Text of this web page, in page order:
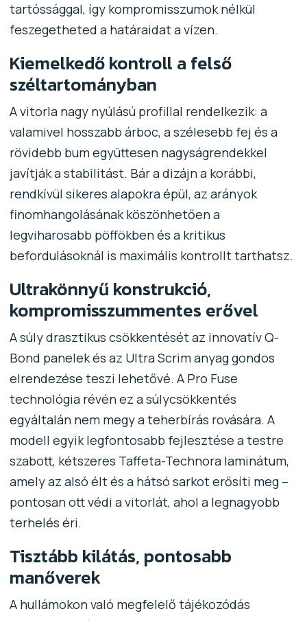
tartóssággal, így kompromisszumok nélkül
feszegetheted a határaidat a vízen.
Kiemelkedő kontroll a felső
széltartományban
A vitorla nagy nyúlású profillal rendelkezik: a
valamivel hosszabb árboc, a szélesebb fej és a
rövidebb bum együttesen nagyságrendekkel
javítják a stabilitást. Bár a dizájn a korábbi,
rendkívül sikeres alapokra épül, az arányok
finomhangolásának köszönhetően a
legviharosabb pöffökben és a kritikus
befordulásoknál is maximális kontrollt tarthatsz.
Ultrakönnyű konstrukció,
kompromisszummentes erővel
A súly drasztikus csökkentését az innovatív Q-
Bond panelek és az Ultra Scrim anyag gondos
elrendezése teszi lehetővé. A Pro Fuse
technológia révén ez a súlycsökkentés
egyáltalán nem megy a teherbírás rovására. A
modell egyik legfontosabb fejlesztése a testre
szabott, kétszeres Taffeta-Technora laminátum,
amely az alsó élt és a hátsó sarkot erősíti meg –
pontosan ott védi a vitorlát, ahol a legnagyobb
terhelés éri.
Tisztább kilátás, pontosabb
manőverek
A hullámokon való megfelelő tájékozódás